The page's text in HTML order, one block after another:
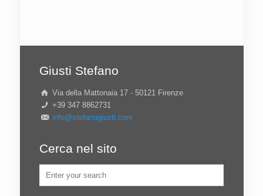
Giusti Stefano
Via della Mattonaia 17 - 50121 Firenze
+39 347 8862731
info@stefanogiusti.com
Cerca nel sito